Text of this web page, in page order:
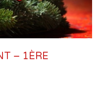
– 1ÈRE